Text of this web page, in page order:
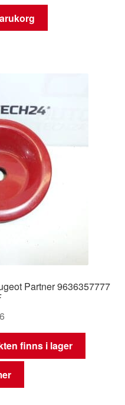
Partner 9636357777
finns i lager